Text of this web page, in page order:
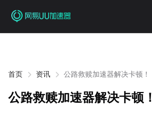
首页 资讯 公路救赎加速器解决卡顿！
公路救赎加速器解决卡顿！